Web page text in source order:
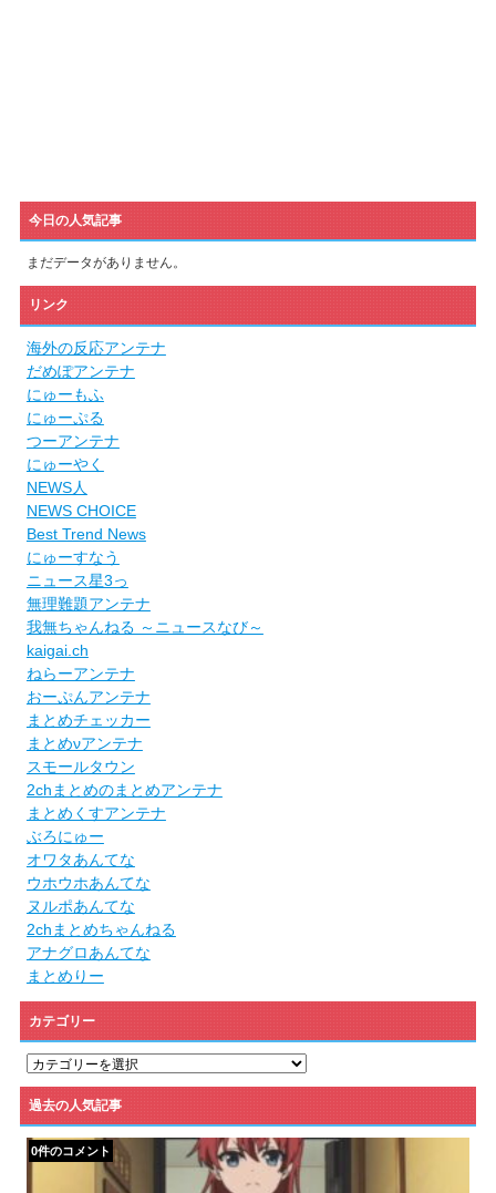
今日の人気記事
まだデータがありません。
リンク
海外の反応アンテナ
だめぽアンテナ
にゅーもふ
にゅーぷる
つーアンテナ
にゅーやく
NEWS人
NEWS CHOICE
Best Trend News
にゅーすなう
ニュース星3っ
無理難題アンテナ
我無ちゃんねる ～ニュースなび～
kaigai.ch
ねらーアンテナ
おーぷんアンテナ
まとめチェッカー
まとめνアンテナ
スモールタウン
2chまとめのまとめアンテナ
まとめくすアンテナ
ぶろにゅー
オワタあんてな
ウホウホあんてな
ヌルポあんてな
2chまとめちゃんねる
アナグロあんてな
まとめりー
カテゴリー
カ
ゴ
リ
ー
過去の人気記事
0件のコメント